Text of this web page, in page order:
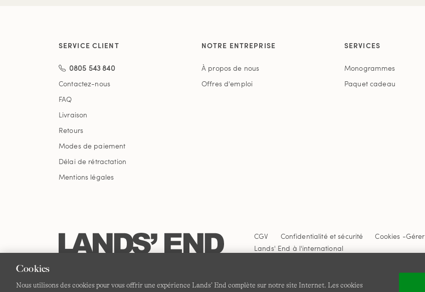
SERVICE CLIENT
0805 543 840
Contactez-nous
FAQ
Livraison
Retours
Modes de paiement
Délai de rétractation
Mentions légales
NOTRE ENTREPRISE
À propos de nous
Offres d'emploi
SERVICES
Monogrammes
Paquet cadeau
CGV Confidentialité et sécurité Cookies -
Lands' End à l'international
Cookies
Nous utilisons des cookies pour vous offrir une expérience Lands’ End complète sur notre site Internet. Les cookies